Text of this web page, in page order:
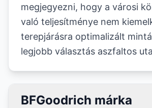
megjegyezni, hogy a városi
való teljesítménye nem
terepjárásra optimalizált
legjobb választás aszfaltos
BFGoodrich márka